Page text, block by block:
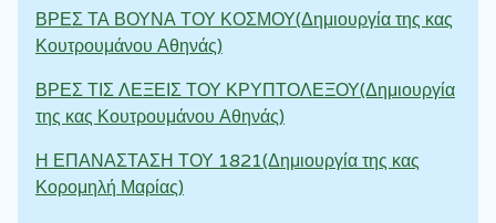
ΒΡΕΣ ΤΑ ΒΟΥΝΑ ΤΟΥ ΚΟΣΜΟΥ(Δημιουργία της κας
Κουτρουμάνου Αθηνάς)
ΒΡΕΣ ΤΙΣ ΛΕΞΕΙΣ ΤΟΥ ΚΡΥΠΤΟΛΕΞΟΥ(Δημιουργία
της κας Κουτρουμάνου Αθηνάς)
Η ΕΠΑΝΑΣΤΑΣΗ ΤΟΥ 1821(Δημιουργία της κας
Κορομηλή Μαρίας)